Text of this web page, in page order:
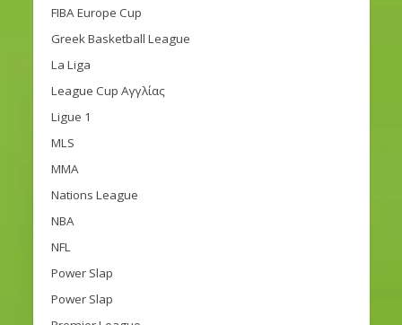
FIBA Europe Cup
Greek Basketball League
La Liga
League Cup Αγγλίας
Ligue 1
MLS
MMA
Nations League
NBA
NFL
Power Slap
Power Slap